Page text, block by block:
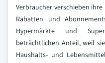
Verbraucher verschieben
Rabatten und
Hypermärkte und
beträchtlichen Anteil, weil
Haushalts- und